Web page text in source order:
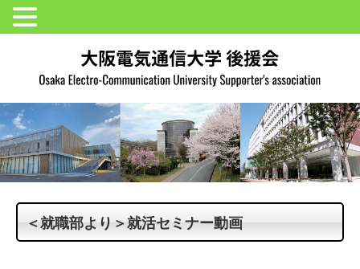
＜就職部より＞就活セミナー動画